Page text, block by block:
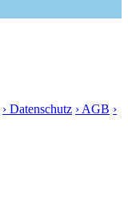
› Datenschutz › AGB ›